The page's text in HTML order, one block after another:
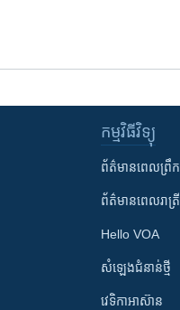
កម្មវិធី​វិទ្យុ
ព័ត៌មាន​ពេល​ព្រឹក
ព័ត៌មាន​​ពេល​រាត្រី
Hello VOA
សំឡេង​ជំនាន់​ថ្មី
វេទិកា​អាស៊ាន